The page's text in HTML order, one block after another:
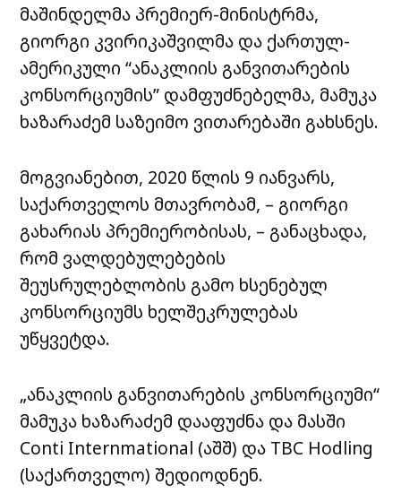
მაშინდელმა პრემიერ-მინისტრმა,
გიორგი კვირიკაშვილმა და ქართულ-
ამერიკული “ანაკლიის განვითარების
კონსორციუმის” დამფუძნებელმა, მამუკა
ხაზარაძემ საზეიმო ვითარებაში გახსნეს.
მოგვიანებით, 2020 წლის 9 იანვარს,
საქართველოს მთავრობამ, – გიორგი
გახარიას პრემიერობისას, – განაცხადა,
რომ ვალდებულებების
შეუსრულებლობის გამო ხსენებულ
კონსორციუმს ხელშეკრულებას
უწყვეტდა.
„ანაკლიის განვითარების კონსორციუმი“
მამუკა ხაზარაძემ დააფუძნა და მასში
Conti Internmational (აშშ) და TBC Hodling
(საქართველო) შედიოდნენ.